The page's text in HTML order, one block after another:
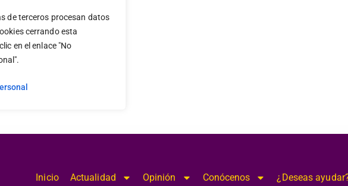
de terceros procesan datos
cerrando esta
en el enlace "No
Inicio Actualidad Opinión Conócenos ¿Deseas